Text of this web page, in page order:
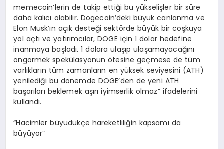
memecoin’lerin de takip ettiği bu yükselişler bir süre
daha kalıcı olabilir. Dogecoin’deki büyük canlanma ve
Elon Musk’ın açık desteği sektörde büyük bir coşkuya
yol açtı ve yatırımcılar, DOGE için 1 dolar hedefine
inanmaya başladı. 1 dolara ulaşıp ulaşamayacağını
öngörmek spekülasyonun ötesine geçmese de tüm
varlıkların tüm zamanların en yüksek seviyesini (ATH)
yenilediği bu dönemde DOGE’den de yeni ATH
başarıları beklemek aşırı iyimserlik olmaz” ifadelerini
kullandı.
“Hacimler büyüdükçe hareketliliğin kapsamı da
büyüyor”